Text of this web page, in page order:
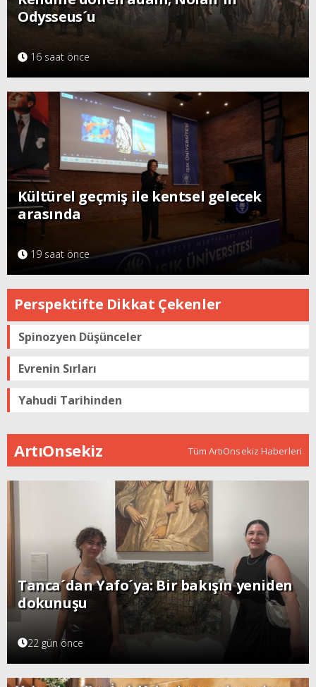
Odysseus´u
16 saat önce
Kültürel geçmiş ile kentsel gelecek
arasında
19 saat önce
Perspektifte Dikkat Çekenler
Spinozyen Düşünceler
Evrenin Sırları
Yahudi Tarihinden
ArtıOnsekiz Tüm ArtıOnsekiz Haberleri
Tanca´dan Yafo´ya: Bir bakışın yeniden
dokunuşu
22 gün önce